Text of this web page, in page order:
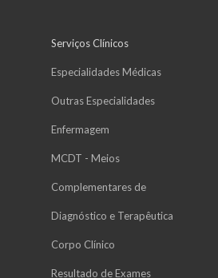
Serviços Clínicos
Especialidades Médicas
Outras Especialidades
Enfermagem
MCDT - Meios
Complementares de
Diagnóstico e Terapêutica
Corpo Clínico
Resultado de Exames